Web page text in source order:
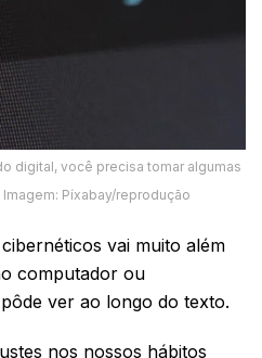
digital, você precisa tomar algumas
Píxabay/reprodução
vai muito além
computador ou
ver ao longo do texto.
nos nossos hábitos